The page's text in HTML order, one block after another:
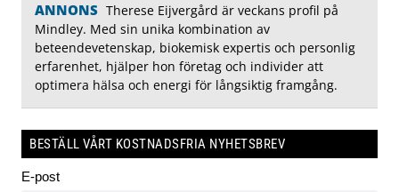
ANNONS Therese Eijvergård är veckans profil på
Mindley. Med sin unika kombination av
beteendevetenskap, biokemisk expertis och personlig
erfarenhet, hjälper hon företag och individer att
optimera hälsa och energi för långsiktig framgång.
BESTÄLL VÅRT KOSTNADSFRIA NYHETSBREV
E-post